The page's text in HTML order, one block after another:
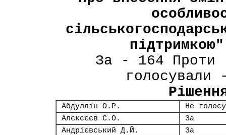
За - 164 Проти
Абдуллін О.Р.
Не
Алєксєєв С.О.
За
Андрієвський Д.Й.
За